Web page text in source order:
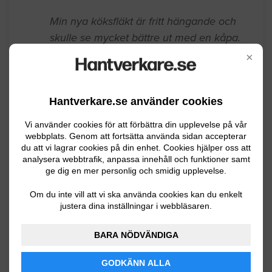
×
Hantverkare.se använder cookies
Vi använder cookies för att förbättra din upplevelse på vår
webbplats. Genom att fortsätta använda sidan accepterar
du att vi lagrar cookies på din enhet. Cookies hjälper oss att
analysera webbtrafik, anpassa innehåll och funktioner samt
ge dig en mer personlig och smidig upplevelse.
Om du inte vill att vi ska använda cookies kan du enkelt
justera dina inställningar i webbläsaren.
BARA NÖDVÄNDIGA
GODKÄNN ALLA
Min nya köksfläkt är fritt hängande och
skulle se mycket bättre ut med en kåpa.
genomföra detta arbete.
Lund 11.28.2023 05:08
Plåtarbete / Takplåt
Vi håller på att bygga nytt uterum med
terrassen ovanpå . En papp är redan
lagt och det behövs forma och montera
ett plåt runtom och mot väggen
08.22.2023 08:10
Plåtarbete / Takplåt